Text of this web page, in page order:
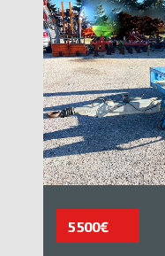
5 500€